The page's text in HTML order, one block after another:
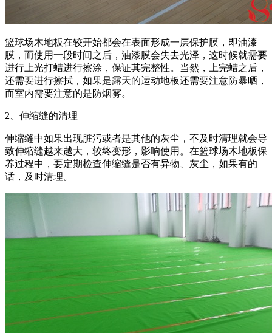
篮球场木地板在较开始都会在表面形成一层保护膜，即油漆
膜，而使用一段时间之后，油漆膜会失去光泽，这时候就需要
进行上光打蜡进行擦涂，保证其完整性。当然，上完蜡之后，
还需要进行擦拭，如果是露天的运动地板还需要注意防暴晒，
而室内需要注意的是防烟雾。
2、伸缩缝的清理
伸缩缝中如果出现脏污或者是其他的灰尘，不及时清理就会导
致伸缩缝越来越大，较终变形，影响使用。在篮球场木地板保
养过程中，要定期检查伸缩缝是否有异物、灰尘，如果有的
话，及时清理。